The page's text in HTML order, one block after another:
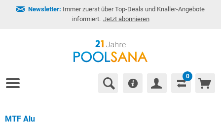
Newsletter: Immer zuerst über Top-Deals und Knaller-Angebote
informiert. Jetzt abonnieren
0
MTF Alu